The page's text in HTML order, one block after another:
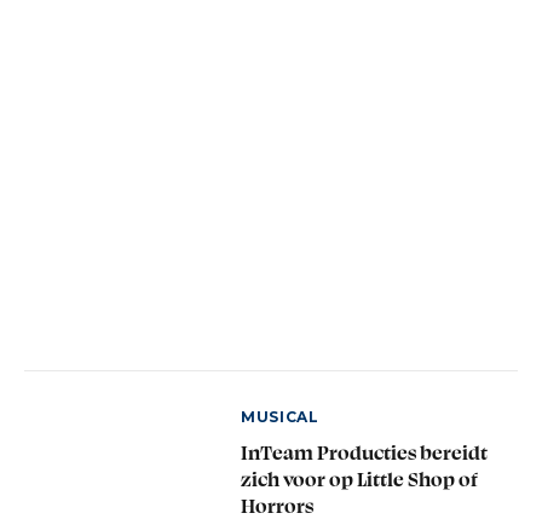
MUSICAL
InTeam Producties bereidt
zich voor op Little Shop of
Horrors